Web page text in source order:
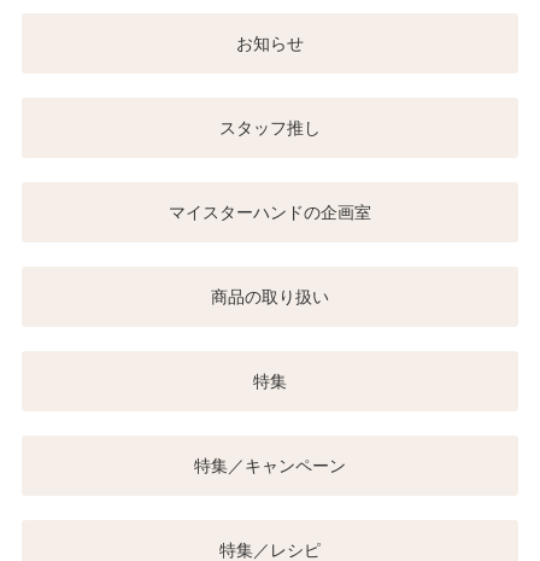
お知らせ
スタッフ推し
マイスターハンドの企画室
商品の取り扱い
特集
特集／キャンペーン
特集／レシピ